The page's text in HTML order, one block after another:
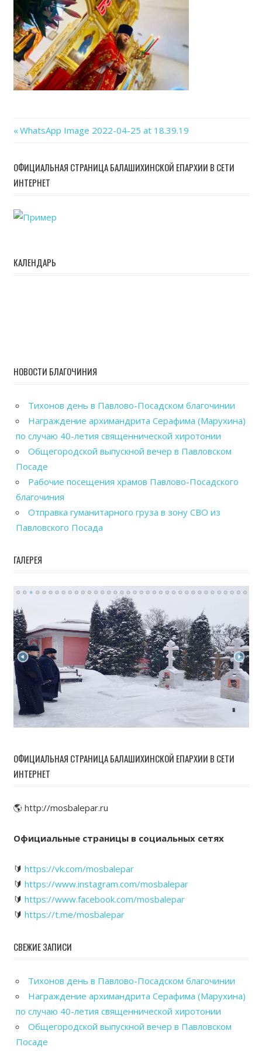
по
записям
Previous
WhatsApp Image 2022-04-25 at 18.39.19
ОФИЦИАЛЬНАЯ СТРАНИЦА БАЛАШИХИНСКОЙ ЕПАРХИИ В СЕТИ
ИНТЕРНЕТ
КАЛЕНДАРЬ
НОВОСТИ БЛАГОЧИНИЯ
Тихонов день в Павлово-Посадском благочинии
Награждение архимандрита Серафима (Марухина)
по случаю 40-летия священнической хиротонии
Общегородской выпускной вечер в Павловском
Посаде
Рабочие посещения храмов Павлово-Посадского
благочиния
Отправка гуманитарного груза в зону СВО из
Павловского Посада
ГАЛЕРЕЯ
ОФИЦИАЛЬНАЯ СТРАНИЦА БАЛАШИХИНСКОЙ ЕПАРХИИ В СЕТИ
ИНТЕРНЕТ
🌎 http://mosbalepar.ru
Официальные страницы в социальных сетях
🔰 https://vk.com/mosbalepar
🔰 https://www.instagram.com/mosbalepar
🔰 https://www.facebook.com/mosbalepar
🔰 https://t.me/mosbalepar
СВЕЖИЕ ЗАПИСИ
Тихонов день в Павлово-Посадском благочинии
Награждение архимандрита Серафима (Марухина)
по случаю 40-летия священнической хиротонии
Общегородской выпускной вечер в Павловском
Посаде